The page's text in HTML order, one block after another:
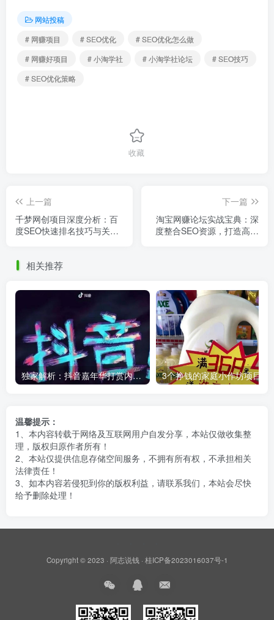
网站投稿
# 网赚项目
# SEO优化
# SEO优化怎么做
# 网赚好项目
# 小淘学社 # 小淘学社论坛
# SEO技巧
# SEO优化策略
收藏
上一篇
千梦网创项目深度分析：百
度SEO快速排名技巧与关键
下一篇
淘宝网赚论坛实战宝典：深
度整合SEO资源，打造高效
相关推荐
独家解析：抖音嘉年华打赏内幕，你知道主播能拿多少吗？
温馨提示：
1、本内容转载于网络及互联网用户自发分享，本站仅做收集整
理，版权归原作者所有！
2、本站仅提供信息存储空间服务，不拥有所有权，不承担相关
法律责任！
3、如本内容若侵犯到你的版权利益，请联系我们，本站会尽快
给予删除处理！
Copyright © 2023 · 阿志说钱 · 桂ICP备2023016037号-1